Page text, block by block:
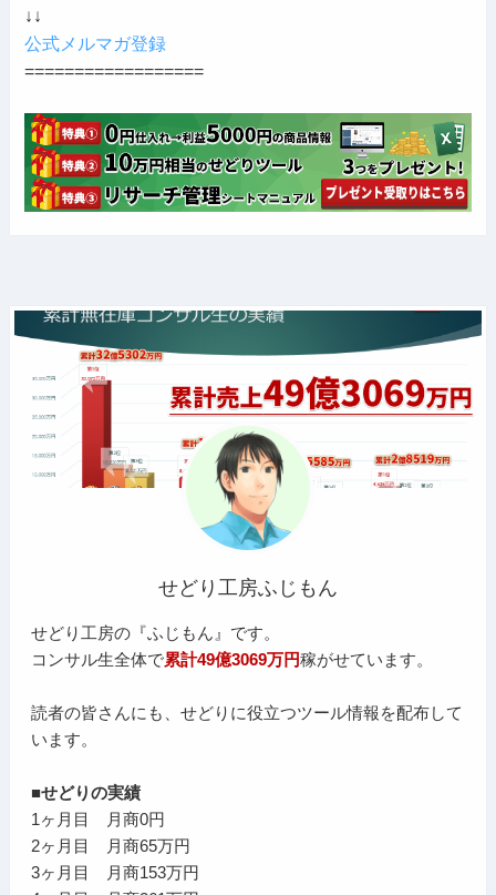
↓↓
公式メルマガ登録
==================
せどり工房ふじもん
せどり工房の『ふじもん』です。
コンサル生全体で累計49億3069万円稼がせています。
読者の皆さんにも、せどりに役立つツール情報を配布して
います。
■せどりの実績
1ヶ月目 月商0円
2ヶ月目 月商65万円
3ヶ月目 月商153万円